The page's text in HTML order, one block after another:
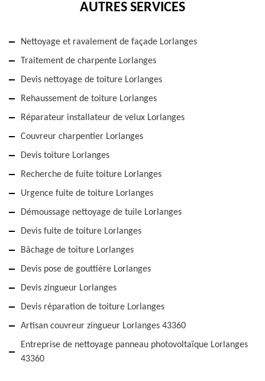
AUTRES SERVICES
Nettoyage et ravalement de façade Lorlanges
Traitement de charpente Lorlanges
Devis nettoyage de toiture Lorlanges
Rehaussement de toiture Lorlanges
Réparateur installateur de velux Lorlanges
Couvreur charpentier Lorlanges
Devis toiture Lorlanges
Recherche de fuite toiture Lorlanges
Urgence fuite de toiture Lorlanges
Démoussage nettoyage de tuile Lorlanges
Devis fuite de toiture Lorlanges
Bâchage de toiture Lorlanges
Devis pose de gouttière Lorlanges
Devis zingueur Lorlanges
Devis réparation de toiture Lorlanges
Artisan couvreur zingueur Lorlanges 43360
Entreprise de nettoyage panneau photovoltaïque Lorlanges
43360